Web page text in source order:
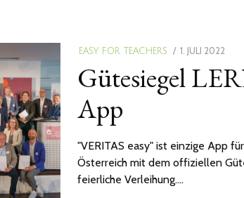
EASY FOR TEACHERS
POSTED
ON
1. JULI 2022
Gütesiegel
App
"VERITAS easy" ist einzige App
Österreich mit dem offiziellen
feierliche Verleihung.…